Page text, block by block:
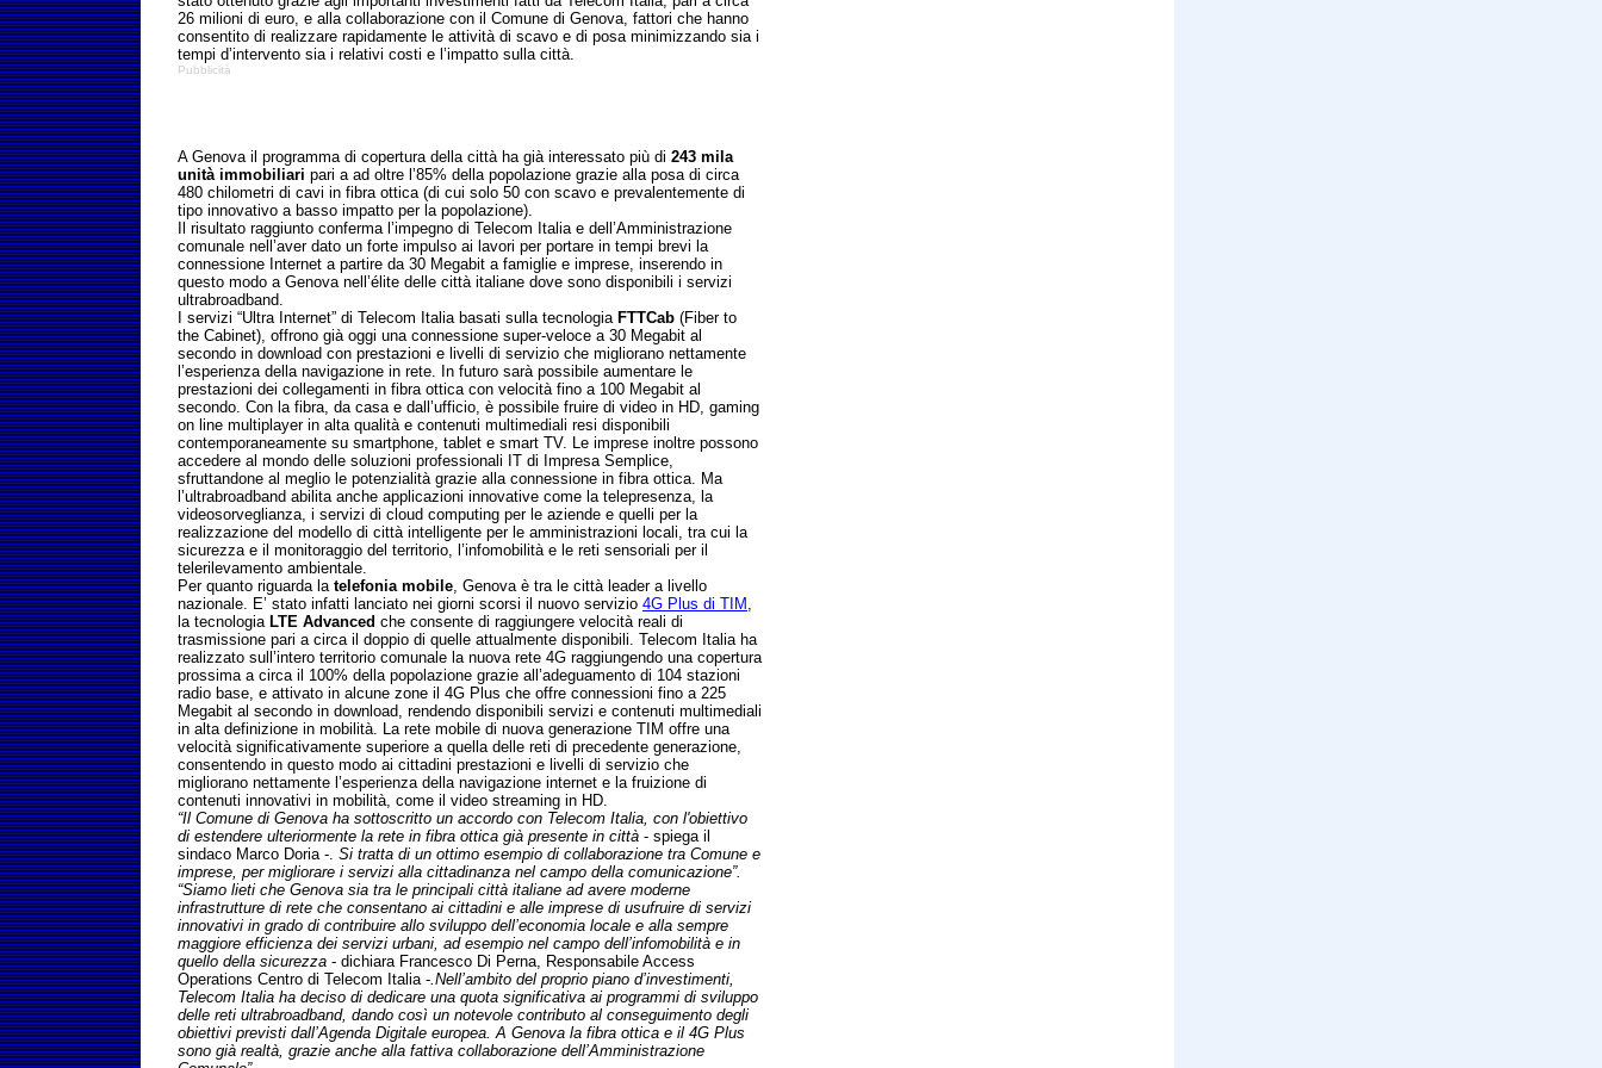
26 milioni di euro, e alla collaborazione con il Comune di Genova, fattori che hanno
consentito di realizzare rapidamente le attività di scavo e di posa minimizzando sia i
tempi d’intervento sia i relativi costi e l’impatto sulla città.
Pubblicità
A Genova il programma di copertura della città ha già interessato più di 243 mila
unità immobiliari pari a ad oltre l’85% della popolazione grazie alla posa di circa
480 chilometri di cavi in fibra ottica (di cui solo 50 con scavo e prevalentemente di
tipo innovativo a basso impatto per la popolazione).
Il risultato raggiunto conferma l’impegno di Telecom Italia e dell’Amministrazione
comunale nell’aver dato un forte impulso ai lavori per portare in tempi brevi la
connessione Internet a partire da 30 Megabit a famiglie e imprese, inserendo in
questo modo a Genova nell’élite delle città italiane dove sono disponibili i servizi
ultrabroadband.
I servizi “Ultra Internet” di Telecom Italia basati sulla tecnologia FTTCab (Fiber to
the Cabinet), offrono già oggi una connessione super-veloce a 30 Megabit al
secondo in download con prestazioni e livelli di servizio che migliorano nettamente
l’esperienza della navigazione in rete. In futuro sarà possibile aumentare le
prestazioni dei collegamenti in fibra ottica con velocità fino a 100 Megabit al
secondo. Con la fibra, da casa e dall’ufficio, è possibile fruire di video in HD, gaming
on line multiplayer in alta qualità e contenuti multimediali resi disponibili
contemporaneamente su smartphone, tablet e smart TV. Le imprese inoltre possono
accedere al mondo delle soluzioni professionali IT di Impresa Semplice,
sfruttandone al meglio le potenzialità grazie alla connessione in fibra ottica. Ma
l’ultrabroadband abilita anche applicazioni innovative come la telepresenza, la
videosorveglianza, i servizi di cloud computing per le aziende e quelli per la
realizzazione del modello di città intelligente per le amministrazioni locali, tra cui la
sicurezza e il monitoraggio del territorio, l’infomobilità e le reti sensoriali per il
telerilevamento ambientale.
Per quanto riguarda la telefonia mobile, Genova è tra le città leader a livello
nazionale. E’ stato infatti lanciato nei giorni scorsi il nuovo servizio 4G Plus di TIM ,
la tecnologia LTE Advanced che consente di raggiungere velocità reali di
trasmissione pari a circa il doppio di quelle attualmente disponibili. Telecom Italia ha
realizzato sull’intero territorio comunale la nuova rete 4G raggiungendo una copertura
prossima a circa il 100% della popolazione grazie all’adeguamento di 104 stazioni
radio base, e attivato in alcune zone il 4G Plus che offre connessioni fino a 225
Megabit al secondo in download, rendendo disponibili servizi e contenuti multimediali
in alta definizione in mobilità. La rete mobile di nuova generazione TIM offre una
velocità significativamente superiore a quella delle reti di precedente generazione,
consentendo in questo modo ai cittadini prestazioni e livelli di servizio che
migliorano nettamente l’esperienza della navigazione internet e la fruizione di
contenuti innovativi in mobilità, come il video streaming in HD.
“Il Comune di Genova ha sottoscritto un accordo con Telecom Italia, con l'obiettivo
di estendere ulteriormente la rete in fibra ottica già presente in città - spiega il
sindaco Marco Doria -. Si tratta di un ottimo esempio di collaborazione tra Comune e
imprese, per migliorare i servizi alla cittadinanza nel campo della comunicazione”.
“Siamo lieti che Genova sia tra le principali città italiane ad avere moderne
infrastrutture di rete che consentano ai cittadini e alle imprese di usufruire di servizi
innovativi in grado di contribuire allo sviluppo dell’economia locale e alla sempre
maggiore efficienza dei servizi urbani, ad esempio nel campo dell’infomobilità e in
quello della sicurezza - dichiara Francesco Di Perna, Responsabile Access
Operations Centro di Telecom Italia -.Nell’ambito del proprio piano d’investimenti,
Telecom Italia ha deciso di dedicare una quota significativa ai programmi di sviluppo
delle reti ultrabroadband, dando così un notevole contributo al conseguimento degli
obiettivi previsti dall’Agenda Digitale europea. A Genova la fibra ottica e il 4G Plus
sono già realtà, grazie anche alla fattiva collaborazione dell’Amministrazione